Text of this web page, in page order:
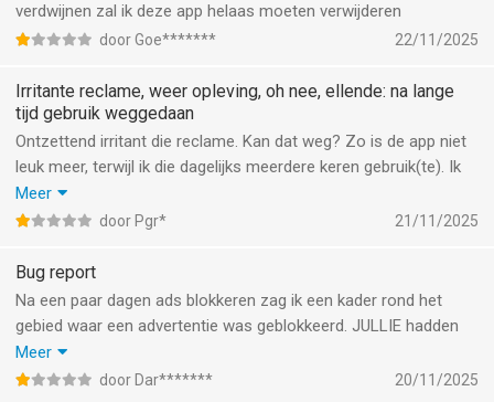
verdwijnen zal ik deze app helaas moeten verwijderen
door Goe******* 22/11/2025
Irritante reclame, weer opleving, oh nee, ellende: na lange
tijd gebruik weggedaan
Ontzettend irritant die reclame. Kan dat weg? Zo is de app niet
leuk meer, terwijl ik die dagelijks meerdere keren gebruik(te). Ik
betaal er graag voor als dit weggaat.
Oh no. Die stomme reclame is weer terug. Graag een
Gebruiker vanaf het begin maar dit stoort mij zo dat ik er nu uit
stap. Ze bieden ook geen betaaloptie om die storende reclame
af te kopen. Waardeloos!
Meer
door Pgr* 21/11/2025
Bug report
Na een paar dagen ads blokkeren zag ik een kader rond het
gebied waar een advertentie was geblokkeerd. JULLIE hadden
een link in een advertentie gezet… Dat is extreem gevaarlijk
omdat we het niet kunnen zien waar een url gaat. Iedereen kan
Meer
door Dar******* 20/11/2025